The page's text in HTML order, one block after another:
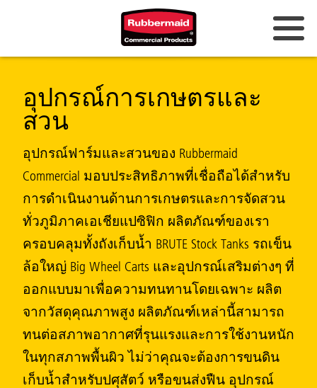
จีน (CN)
ฮ่องกง
เกาหลี (KR)
ฟิลิปปินส์
เวียดนาม (VN)
ประเทศไทย (TH)
สิงคโปร์
มาเลเซีย
อุปกรณ์การเกษตรและ
สวน
อุปกรณ์ฟาร์มและสวนของ Rubbermaid
Commercial มอบประสิทธิภาพที่เชื่อถือได้สำหรับ
การดำเนินงานด้านการเกษตรและการจัดสวน
ทั่วภูมิภาคเอเชียแปซิฟิก ผลิตภัณฑ์ของเรา
ครอบคลุมทั้งถังเก็บน้ำ BRUTE Stock Tanks รถเข็น
ล้อใหญ่ Big Wheel Carts และอุปกรณ์เสริมต่างๆ ที่
ออกแบบมาเพื่อความทนทานโดยเฉพาะ ผลิต
จากวัสดุคุณภาพสูง ผลิตภัณฑ์เหล่านี้สามารถ
ทนต่อสภาพอากาศที่รุนแรงและการใช้งานหนัก
ในทุกสภาพพื้นผิว ไม่ว่าคุณจะต้องการขนดิน
เก็บน้ำสำหรับปศุสัตว์ หรือขนส่งฟืน อุปกรณ์